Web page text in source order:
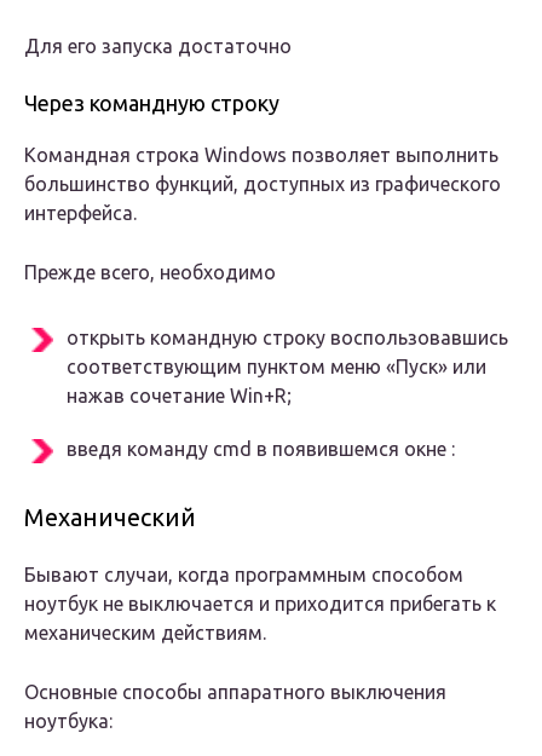
Для его запуска достаточно
Через командную строку
Командная строка Windows позволяет выполнить
большинство функций, доступных из графического
интерфейса.
Прежде всего, необходимо
открыть командную строку воспользовавшись
соответствующим пунктом меню «Пуск» или
нажав сочетание Win+R;
введя команду cmd в появившемся окне :
Механический
Бывают случаи, когда программным способом
ноутбук не выключается и приходится прибегать к
механическим действиям.
Основные способы аппаратного выключения
ноутбука: